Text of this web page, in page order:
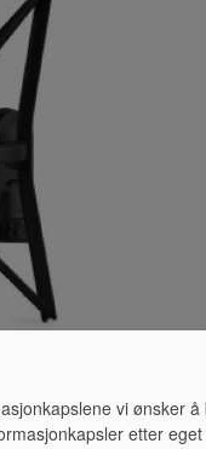
vi ønsker
etter